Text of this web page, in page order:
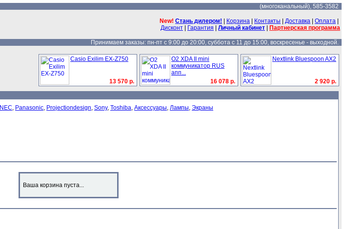
(многоканальный), 585-3582
New! Стань дилером! Корзина Контакты Доставка Оплата
Дисконт
Гарантия Личный кабинет Партнерская программа
Принимаем заказы: пн-пт с 9:00 до 20:00, суббота с 11 до 15:00, воскресенье - выходной.
Casio Exilim EX-Z750
13 570 р.
O2 XDA II mini
коммуникатор RUS
апп...
16 078 р.
Nextlink Bluespoon AX2
2 920 р.
NEC, Panasonic, Projectiondesign, Sony, Toshiba, Аксессуары, Лампы, Экраны
Ваша корзина пуста...